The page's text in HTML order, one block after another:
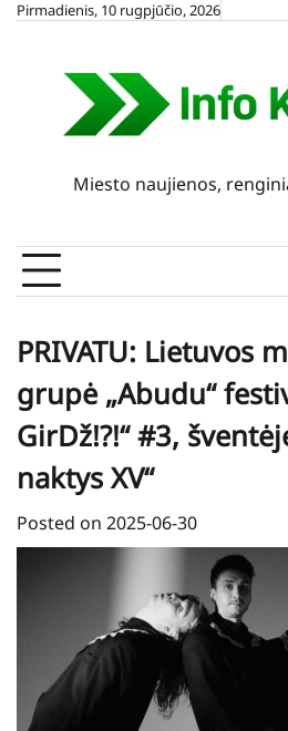
SkipPirmadienis, 10 rugpjūčio, 2026
Miesto naujienos,
PRIVATU: Lietuvos
grupė „Abudu“
GirDž!?!“ #3,
naktys XV“
Posted on 2025-06-30